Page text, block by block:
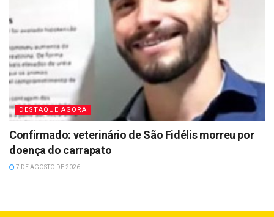
DESTAQUE AGORA
Confirmado: veterinário de São Fidélis morreu por
doença do carrapato
7 DE AGOSTO DE 2026